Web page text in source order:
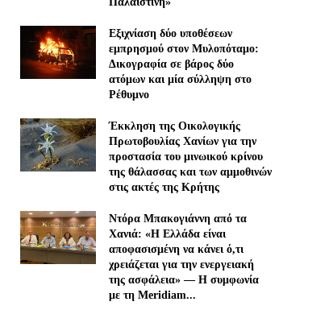
Εξιχνίαση δύο υποθέσεων
εμπρησμού στον Μυλοπόταμο:
Δικογραφία σε βάρος δύο
ατόμων και μία σύλληψη στο
Ρέθυμνο
Έκκληση της Οικολογικής
Πρωτοβουλίας Χανίων για την
προστασία του μινωικού κρίνου
της θάλασσας και των αμμοθινών
στις ακτές της Κρήτης
Ντόρα Μπακογιάννη από τα
Χανιά: «Η Ελλάδα είναι
αποφασισμένη να κάνει ό,τι
χρειάζεται για την ενεργειακή
της ασφάλεια» — Η συμφωνία
με τη Meridiam...